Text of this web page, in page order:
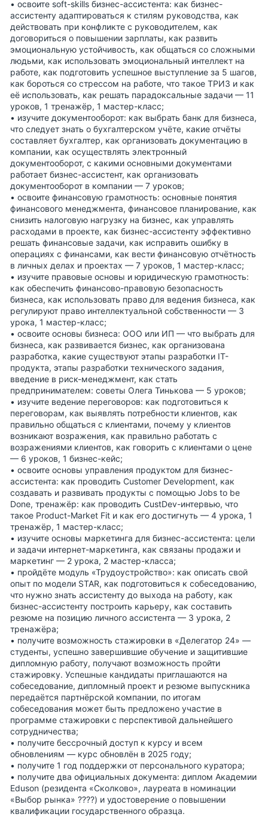
• освоите soft-skills бизнес-ассистента: как бизнес-
ассистенту адаптироваться к стилям руководства, как
действовать при конфликте с руководителем, как
договориться о повышении зарплаты, как развить
эмоциональную устойчивость, как общаться со сложными
людьми, как использовать эмоциональный интеллект на
работе, как подготовить успешное выступление за 5 шагов,
как бороться со стрессом на работе, что такое ТРИЗ и как
её использовать, как решать парадоксальные задачи — 11
уроков, 1 тренажёр, 1 мастер-класс;
• изучите документооборот: как выбрать банк для бизнеса,
что следует знать о бухгалтерском учёте, какие отчёты
составляет бухгалтер, как организовать документацию в
компании, как осуществлять электронный
документооборот, с какими основными документами
работает бизнес-ассистент, как организовать
документооборот в компании — 7 уроков;
• освоите финансовую грамотность: основные понятия
финансового менеджмента, финансовое планирование, как
снизить налоговую нагрузку на бизнес, как управлять
расходами в проекте, как бизнес-ассистенту эффективно
решать финансовые задачи, как исправить ошибку в
операциях с финансами, как вести финансовую отчётность
в личных делах и проектах — 7 уроков, 1 мастер-класс;
• изучите правовые основы и юридическую грамотность:
как обеспечить финансово-правовую безопасность
бизнеса, как использовать право для ведения бизнеса, как
регулируют право интеллектуальной собственности — 3
урока, 1 мастер-класс;
• освоите основы бизнеса: ООО или ИП — что выбрать для
бизнеса, как развивается бизнес, как организована
разработка, какие существуют этапы разработки IT-
продукта, этапы разработки технического задания,
введение в риск-менеджмент, как стать
предпринимателем: советы Олега Тинькова — 5 уроков;
• изучите ведение переговоров: как подготовиться к
переговорам, как выявлять потребности клиентов, как
правильно общаться с клиентами, почему у клиентов
возникают возражения, как правильно работать с
возражениями клиентов, как говорить с клиентами о цене
— 6 уроков, 1 бизнес-кейс;
• освоите основы управления продуктом для бизнес-
ассистента: как проводить Customer Development, как
создавать и развивать продукты с помощью Jobs to be
Done, тренажёр: как проводить CustDev-интервью, что
такое Product-Market Fit и как его достигнуть — 4 урока, 1
тренажёр, 1 мастер-класс;
• изучите основы маркетинга для бизнес-ассистента: цели
и задачи интернет-маркетинга, как связаны продажи и
маркетинг — 2 урока, 2 мастер-класса;
• пройдёте модуль «Трудоустройство»: как описать свой
опыт по модели STAR, как подготовиться к собеседованию,
что нужно знать ассистенту до выхода на работу, как
бизнес-ассистенту построить карьеру, как составить
резюме на позицию личного ассистента — 3 урока, 2
тренажёра;
• получите возможность стажировки в «Делегатор 24» —
студенты, успешно завершившие обучение и защитившие
дипломную работу, получают возможность пройти
стажировку. Успешные кандидаты приглашаются на
собеседование, дипломный проект и резюме выпускника
передаётся партнёрской компании, по итогам
собеседования может быть предложено участие в
программе стажировки с перспективой дальнейшего
сотрудничества;
• получите бессрочный доступ к курсу и всем
обновлениям — курс обновлён в 2025 году;
• получите 1 год поддержки от персонального куратора;
• получите два официальных документа: диплом Академии
Eduson (резидента «Сколково», лауреата в номинации
«Выбор рынка» ????) и удостоверение о повышении
квалификации государственного образца.